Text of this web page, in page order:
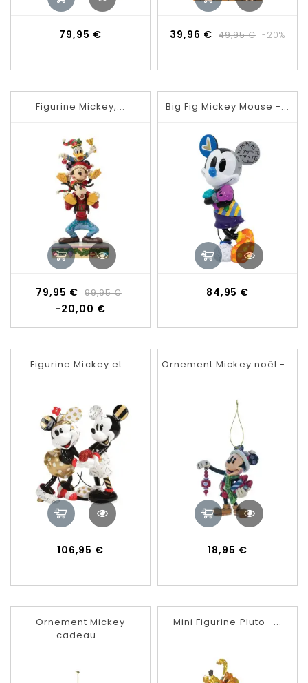
79,95 €Prix 39,96 € Prix
base
49,95 € Prix
-20%
Figurine Mickey,...
79,95 € Prix
de
base
99,95 €
-20,00 €
Big Fig Mickey Mouse -...
84,95 €
Figurine Mickey et...
106,95 €
Ornement Mickey noël -...
18,95 €Prix
Ornement Mickey
cadeau...
Mini Figurine Pluto -...